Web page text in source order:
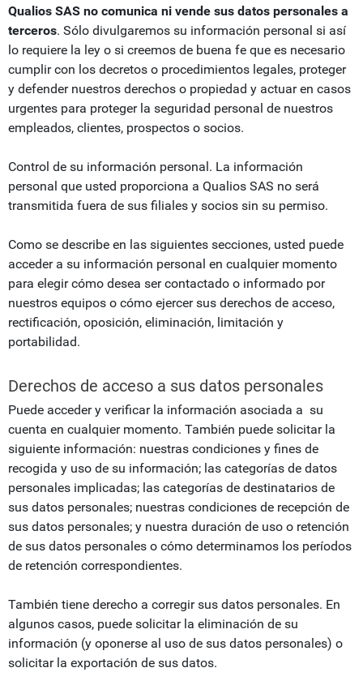
Qualios SAS no comunica ni vende sus datos personales a
terceros. Sólo divulgaremos su información personal si así
lo requiere la ley o si creemos de buena fe que es necesario
cumplir con los decretos o procedimientos legales, proteger
y defender nuestros derechos o propiedad y actuar en casos
urgentes para proteger la seguridad personal de nuestros
empleados, clientes, prospectos o socios.
Control de su información personal. La información
personal que usted proporciona a Qualios SAS no será
transmitida fuera de sus filiales y socios sin su permiso.
Como se describe en las siguientes secciones, usted puede
acceder a su información personal en cualquier momento
para elegir cómo desea ser contactado o informado por
nuestros equipos o cómo ejercer sus derechos de acceso,
rectificación, oposición, eliminación, limitación y
portabilidad.
Derechos de acceso a sus datos personales
Puede acceder y verificar la información asociada a su
cuenta en cualquier momento. También puede solicitar la
siguiente información: nuestras condiciones y fines de
recogida y uso de su información; las categorías de datos
personales implicadas; las categorías de destinatarios de
sus datos personales; nuestras condiciones de recepción de
sus datos personales; y nuestra duración de uso o retención
de sus datos personales o cómo determinamos los períodos
de retención correspondientes.
También tiene derecho a corregir sus datos personales. En
algunos casos, puede solicitar la eliminación de su
información (y oponerse al uso de sus datos personales) o
solicitar la exportación de sus datos.